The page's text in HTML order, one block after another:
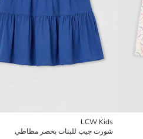
LCW Kids
شورت جيب للبنات بخصر مطاطي